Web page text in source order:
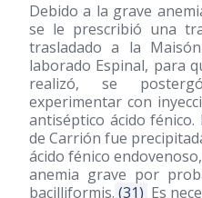
Debido a la grave
se le prescribió una
trasladado a la
laborado Espinal, para
realizó, se
experimentar con
antiséptico ácido
de Carrión fue
ácido fénico
anemia grave por
bacilliformis. (31) Es